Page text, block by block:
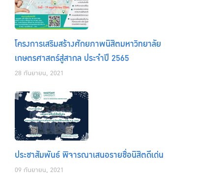
โครงการเสริมสร้างศักยภาพนิสิตมหาวิทยาลัย
เกษตรศาสตร์สู่สากล ประจำปี 2565
28 กันยายน, 2021
ประชาสัมพันธ์ พิจารณาเสนอรายชื่อนิสิตดีเด่น
09 กันยายน, 2021